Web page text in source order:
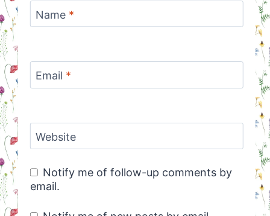
Name *
Email *
Website
Notify me of follow-up comments by
email.